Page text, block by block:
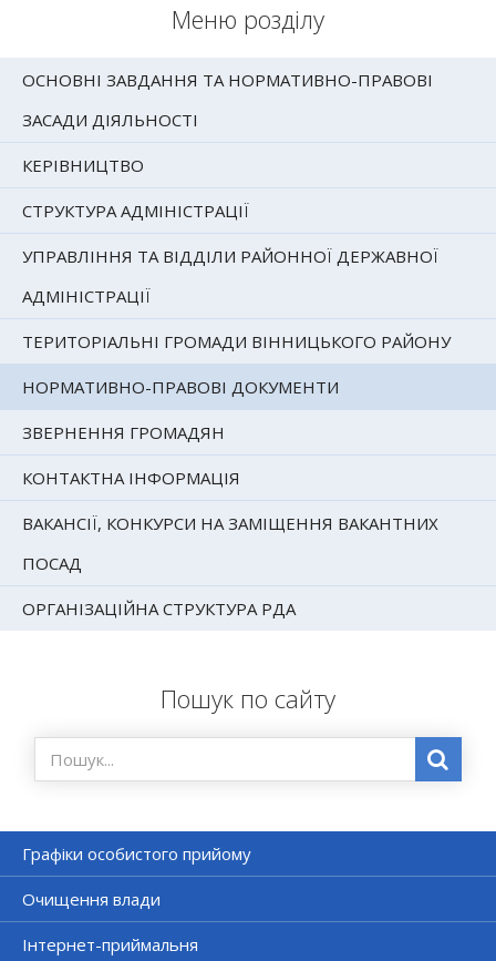
Меню розділу
ОСНОВНІ ЗАВДАННЯ ТА НОРМАТИВНО-ПРАВОВІ
ЗАСАДИ ДІЯЛЬНОСТІ
КЕРІВНИЦТВО
СТРУКТУРА АДМІНІСТРАЦІЇ
УПРАВЛІННЯ ТА ВІДДІЛИ РАЙОННОЇ ДЕРЖАВНОЇ
АДМІНІСТРАЦІЇ
ТЕРИТОРІАЛЬНІ ГРОМАДИ ВІННИЦЬКОГО РАЙОНУ
НОРМАТИВНО-ПРАВОВІ ДОКУМЕНТИ
ЗВЕРНЕННЯ ГРОМАДЯН
КОНТАКТНА ІНФОРМАЦІЯ
ВАКАНСІЇ, КОНКУРСИ НА ЗАМІЩЕННЯ ВАКАНТНИХ
ПОСАД
ОРГАНІЗАЦІЙНА СТРУКТУРА РДА
Пошук по сайту
Графіки особистого прийому
Очищення влади
Інтернет-приймальня